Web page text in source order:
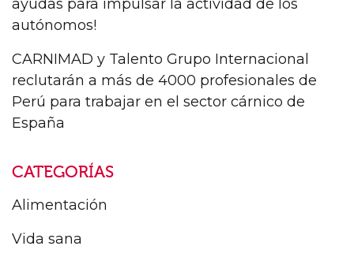
ayudas para impulsar la actividad de los
autónomos!
CARNIMAD y Talento Grupo Internacional
reclutarán a más de 4000 profesionales de
Perú para trabajar en el sector cárnico de
España
CATEGORÍAS
Alimentación
Vida sana